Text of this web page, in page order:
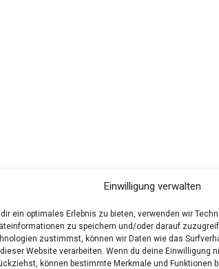
Einwilligung verwalten
ein optimales Erlebnis zu bieten, verwenden wir
zu speichern und/oder darauf
zustimmst, können wir Daten wie das
Website verarbeiten. Wenn du deine Einwilligung
können bestimmte Merkmale und Funktionen